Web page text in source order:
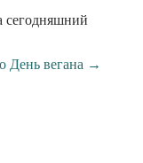
сегодняшний
День вегана →